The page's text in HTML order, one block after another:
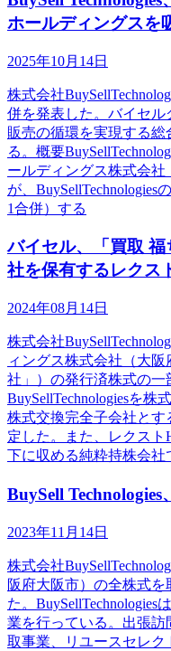
ホールディングスを
2025年10月14日
株式会社
併を発表した。バイセル
販売の循環を実現する
る。概要
ールディングス株式会社
が、
1合併）する
バイセル、「買取
社を保有するレクス
2024年08月14日
株式会社
ィングス株式会社（大
社」）の発行済株式の一
BuySellTechnologiesを
株式交換完全子会社と
定した。また、レクス
下に収める純粋持株会社
BuySell
2023年11月14日
株式会社
阪府大阪市）の全株式
た。
業を行っている。出張
取事業、リユースセレ